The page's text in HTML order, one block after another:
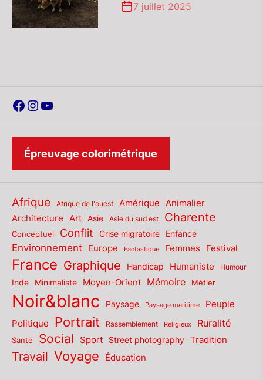
7 juillet 2025
Facebook
Instagram
YouTube
Épreuvage colorimétrique
Afrique Afrique de l'ouest Amérique Animalier
Architecture
Art Asie Asie du sud est Charente
Conceptuel Conflit Crise migratoire Enfance
Environnement Europe Fantastique Femmes Festival
France Graphique Handicap Humaniste Humour
Inde Minimaliste Moyen-Orient Mémoire Métier
Noir&blanc Paysage Paysage maritime Peuple
Politique Portrait Rassemblement Religieux Ruralité
Santé Social Sport Street photography Tradition
Travail Voyage Éducation